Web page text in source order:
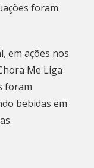
foram
, em ações nos
Me Liga
foram
bebidas em